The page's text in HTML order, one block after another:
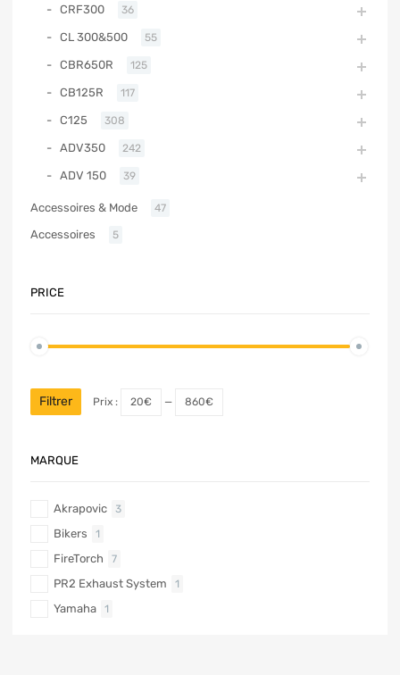
CRF300 36
CL 300&500 55
CBR650R 125
CB125R 117
C125 308
ADV350 242
ADV 150 39
Accessoires & Mode 47
Accessoires 5
PRICE
Filtrer Prix : 20€ — 860€
MARQUE
Akrapovic 3
Bikers 1
FireTorch 7
PR2 Exhaust System 1
Yamaha 1